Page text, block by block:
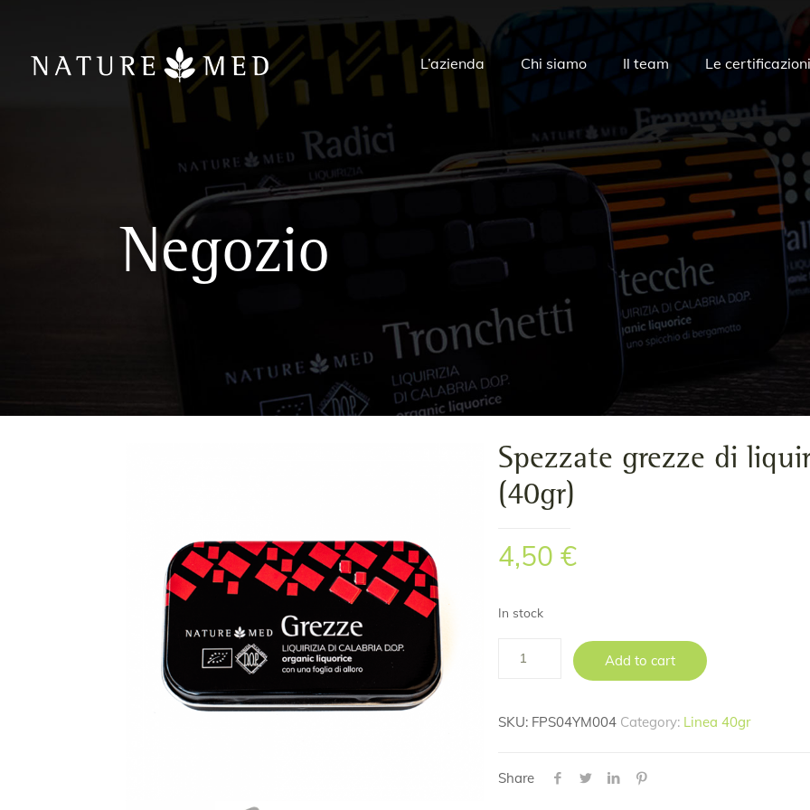
L’azienda Chi siamo Il team Le certificazioni
Negozio
Spezzate grezze di
(40gr)
4,50€
In stock
Add to cart
SKU: FPS04YM004 Category: Linea 40gr
Share